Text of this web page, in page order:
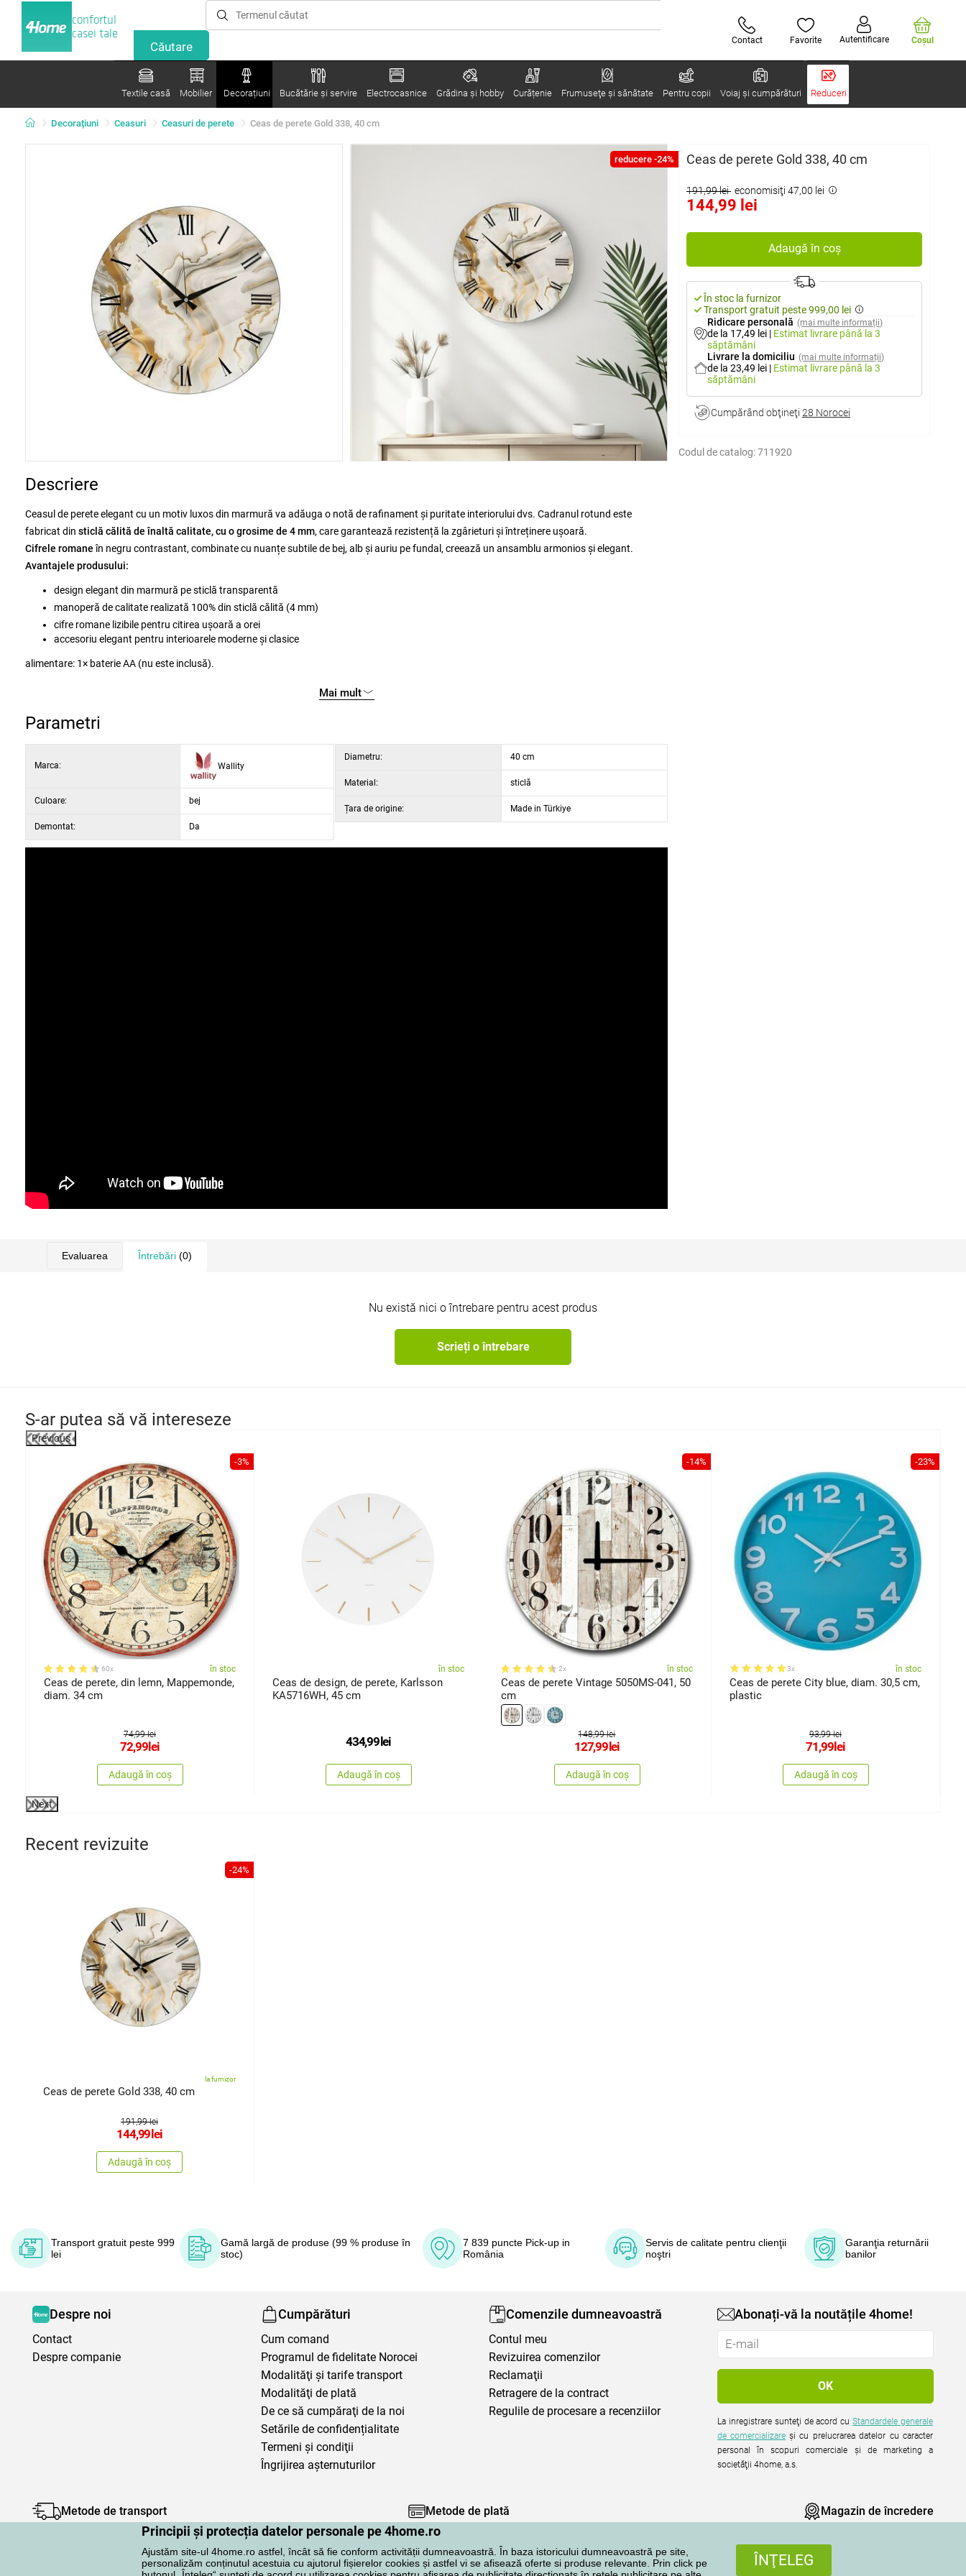
Principii și protecția datelor personale pe 4home.ro
Ajustăm site-ul 4home.ro astfel, încât să fie conform activității dumneavoastră. În baza istoricului dumneavoastră pe site,
personalizăm conținutul acestuia cu ajutorul fișierelor cookies și astfel vi se afisează oferte si produse relevante. Prin click pe
ÎNŢELEG
confortul
casei tale
Contact Favorite Autentificare Coşul
Textile casă Mobilier Decorațiuni Bucătărie și servire Electrocasnice Grădina şi hobby Curățenie Frumuseţe şi sănătate Pentru copii Voiaj și cumpărături Reduceri
Decorațiuni Ceasuri Ceasuri de perete Ceas de perete Gold 338, 40 cm
reducere -24% Ceas de perete Gold 338, 40 cm
191,99 lei economisiţi 47,00 lei
144,99 lei
Adaugă în coș
În stoc la furnizor
Transport gratuit peste 999,00 lei
Ridicare personală (mai multe informații)
de la 17,49 lei | Estimat livrare până la 3
săptămâni
Livrare la domiciliu (mai multe informații)
de la 23,49 lei | Estimat livrare până la 3
săptămâni
Cumpărând obţineţi 28 Norocei
Codul de catalog:711920
Descriere
Ceasul de perete elegant cu un motiv luxos din marmură va adăuga o notă de rafinament și puritate interiorului dvs. Cadranul rotund este
fabricat din sticlă călită de înaltă calitate, cu o grosime de 4 mm, care garantează rezistență la zgârieturi și întreținere ușoară.
Cifrele romane în negru contrastant, combinate cu nuanțe subtile de bej, alb și auriu pe fundal, creează un ansamblu armonios și elegant.
Avantajele produsului:
design elegant din marmură pe sticlă transparentă
manoperă de calitate realizată 100% din sticlă călită (4 mm)
cifre romane lizibile pentru citirea ușoară a orei
accesoriu elegant pentru interioarele moderne și clasice
alimentare: 1× baterie AA (nu este inclusă).
Mai mult
Parametri
Marca: Wallity
Culoare: bej
Demontat: Da
Diametru: 40 cm
Material: sticlă
Țara de origine: Made in Türkiye
Evaluarea Întrebări (0)
Nu există nici o întrebare pentru acest produs
Scrieți o întrebare
S-ar putea să vă intereseze
Previous
-3%
60x în stoc
Ceas de perete, din lemn, Mappemonde,
diam. 34 cm
74,99 lei
72,99 lei
Adaugă în coș
în stoc
Ceas de design, de perete, Karlsson
KA5716WH, 45 cm
434,99 lei
Adaugă în coș
-14%
2x în stoc
Ceas de perete Vintage 5050MS-041, 50
cm
148,99 lei
127,99 lei
Adaugă în coș
-23%
3x în stoc
Ceas de perete City blue, diam. 30,5 cm,
plastic
93,99 lei
71,99 lei
Adaugă în coș
Next
Recent revizuite
-24%
la furnizor
Ceas de perete Gold 338, 40 cm
191,99 lei
144,99 lei
Adaugă în coș
Transport gratuit peste 999
lei
Gamă largă de produse (99 % produse în
stoc)
7 839 puncte Pick-up in
România
Servis de calitate pentru clienţii
noştri
Garanţia returnării
banilor
Despre noi
Contact
Despre companie
Cumpărături
Cum comand
Programul de fidelitate Norocei
Modalităţi şi tarife transport
Modalităţi de plată
De ce să cumpăraţi de la noi
Setările de confidențialitate
Termeni şi condiţii
Îngrijirea așternuturilor
Comenzile dumneavoastră
Contul meu
Revizuirea comenzilor
Reclamaţii
Retragere de la contract
Regulile de procesare a recenziilor
Abonați-vă la noutățile 4home!
La inregistrare sunteţi de acord cuStandardele generale
de comercializare şi cu prelucrarea datelor cu caracter
personal în scopuri comerciale şi de marketing a
societăţii 4home, a.s.
Metode de transport Metode de plată Magazin de încredere